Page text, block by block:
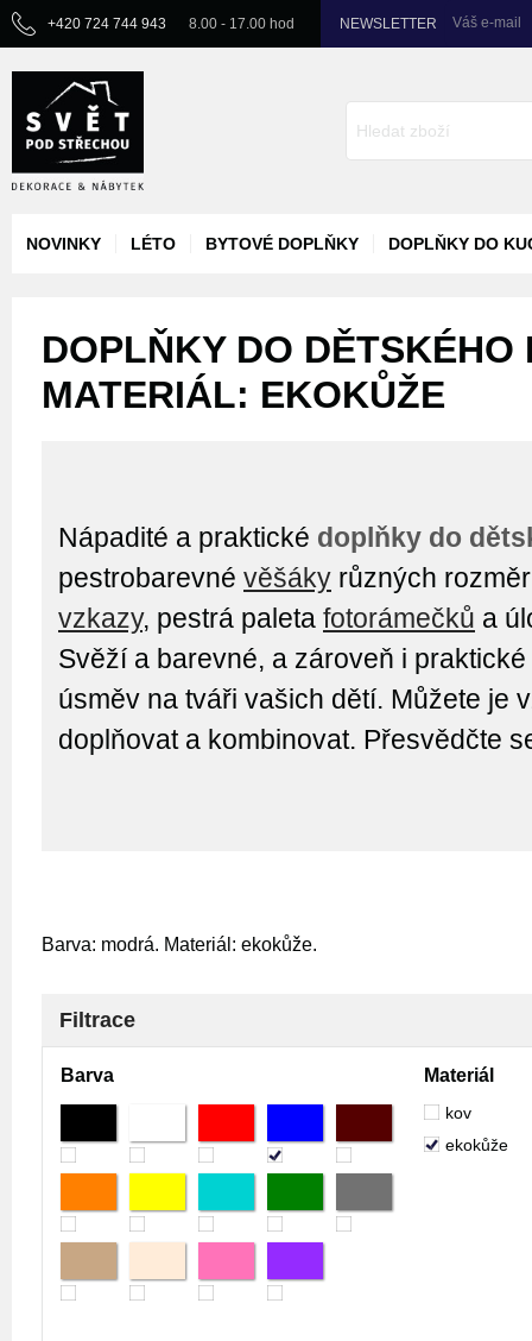
+420 724 744 943 8.00 - 17.00 hod NEWSLETTER Váš e-mail
NOVINKY LÉTO BYTOVÉ DOPLŇKY DOPLŇKY DO
DOPLŇKY DO
MATERIÁL: EKOKŮŽE
Nápadité a praktické doplňky do
pestrobarevné věšáky různých
vzkazy, pestrá paleta fotorámečků a
Svěží a barevné, a zároveň i
úsměv na tváři vašich dětí. Můžete je
doplňovat a kombinovat. Přesvědčte
Barva: modrá. Materiál: ekokůže.
Filtrace
Barva Materiál
kov
ekokůže